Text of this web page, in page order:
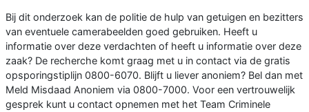
Bij dit onderzoek kan de politie de hulp van getuigen en bezitters
van eventuele camerabeelden goed gebruiken. Heeft u
informatie over deze verdachten of heeft u informatie over deze
zaak? De recherche komt graag met u in contact via de gratis
opsporingstiplijn 0800-6070. Blijft u liever anoniem? Bel dan met
Meld Misdaad Anoniem via 0800-7000. Voor een vertrouwelijk
gesprek kunt u contact opnemen met het Team Criminele